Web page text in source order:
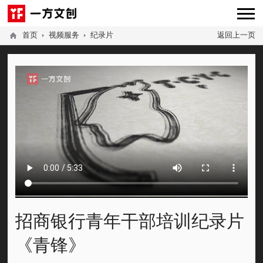
返回上一页
首页 视频服务 纪录片
招商银行青年干部培训纪录片
《青锋》